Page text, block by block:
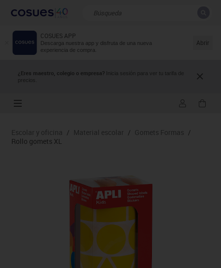
COSUES APP
Descarga nuestra app y disfruta de una nueva
experiencia de compra.
Abrir
¿Eres maestro, colegio o empresa? Inicia sesión para ver tu tarifa de
precios.
Resultados de la búsqueda
Escolar y oficina / Material escolar / Gomets Formas /
Rollo gomets XL